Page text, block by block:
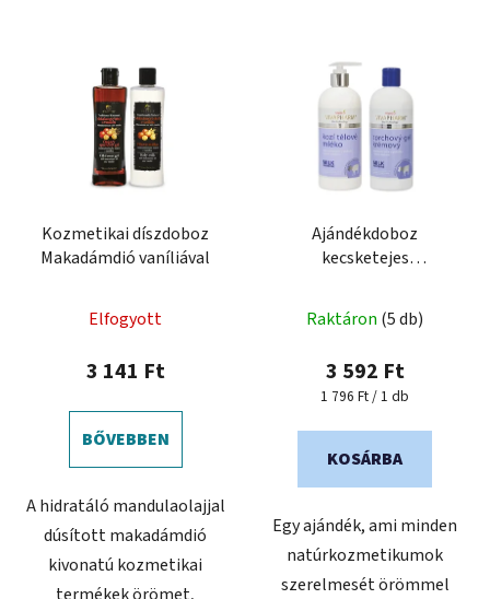
Kozmetikai díszdoboz
Makadámdió vaníliával
Elfogyott
3 141 Ft
BŐVEBBEN
A hidratáló mandulaolajjal
dúsított makadámdió
kivonatú kozmetikai
Ajándékdoboz
kecsketejes
Tusfürdő 400 ml +
Testápoló 400 ml
Raktáron (5 db)
3 592 Ft
Egységár:
1 796 Ft / 1 db
KOSÁRBA
Egy ajándék, ami minden
natúrkozmetikumok
szerelmesét örömmel